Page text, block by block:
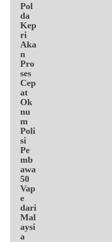
Pol
da
Kep
ri
Aka
n
Pro
ses
Cep
at
Ok
nu
m
Poli
si
Pe
mb
awa
50
Vap
e
dari
Mal
aysi
a